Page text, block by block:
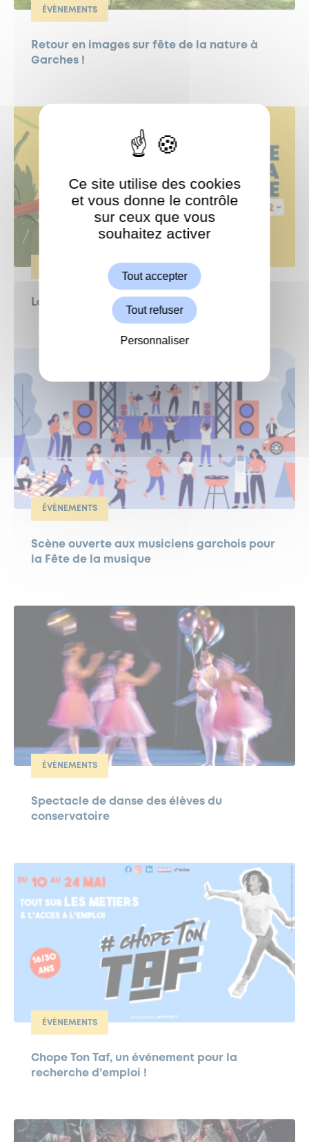
ÉVÈNEMENTS
Retour en images sur fête de la nature à
Garches !
La Fête de la nature, c’est samedi !
ÉVÈNEMENTS
Scène ouverte aux musiciens garchois pour
la Fête de la musique
ÉVÈNEMENTS
Spectacle de danse des élèves du
conservatoire
ÉVÈNEMENTS
Chope Ton Taf, un événement pour la
recherche d’emploi !
ShareThis est désactivé.
Ce site utilise des cookies
et vous donne le contrôle
sur ceux que vous
souhaitez activer
Tout accepter
Tout refuser
Personnaliser